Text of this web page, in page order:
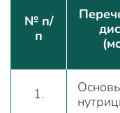
№ п/
п
1.